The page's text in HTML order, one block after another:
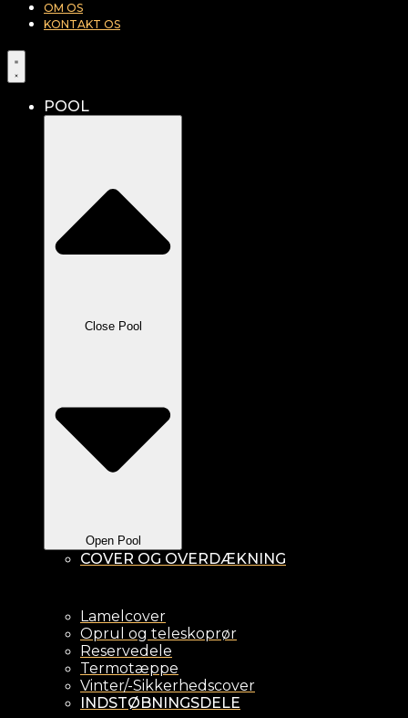
OM OS
KONTAKT OS
POOL
Close Pool
Open Pool
COVER OG OVERDÆKNING
Lamelcover
Oprul og teleskoprør
Reservedele
Termotæppe
Vinter/-Sikkerhedscover
INDSTØBNINGSDELE